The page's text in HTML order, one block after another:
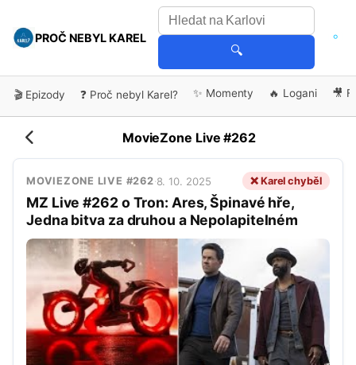
PROČ NEBYL KAREL
🔍
🎬 Epizody ❓ Proč nebyl Karel? ✨ Momenty 🔥 Logani 🎥
MovieZone Live #262
MOVIEZONE LIVE #262·8. 10. 2025 ❌ Karel chyběl
MZ Live #262 o Tron: Ares, Špinavé hře,
Jedna bitva za druhou a Nepolapitelném